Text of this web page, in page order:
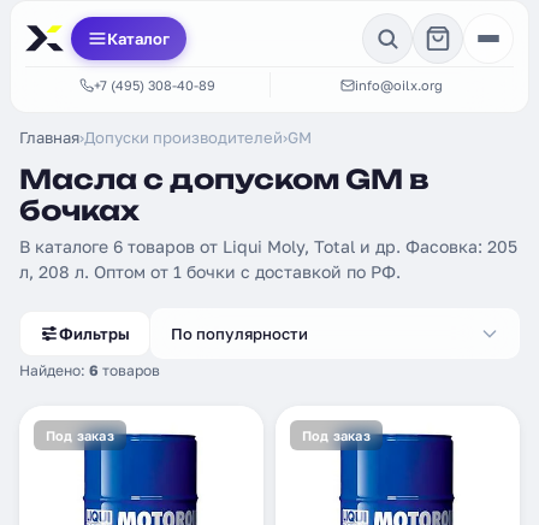
Каталог
+7 (495) 308-40-89 info@oilx.org
Главная›Допуски производителей›GM
Масла с допуском GM в
бочках
В каталоге 6 товаров от Liqui Moly, Total и др. Фасовка: 205
л, 208 л. Оптом от 1 бочки с доставкой по РФ.
Фильтры
Найдено: 6 товаров
По популярности
Под заказ Под заказ